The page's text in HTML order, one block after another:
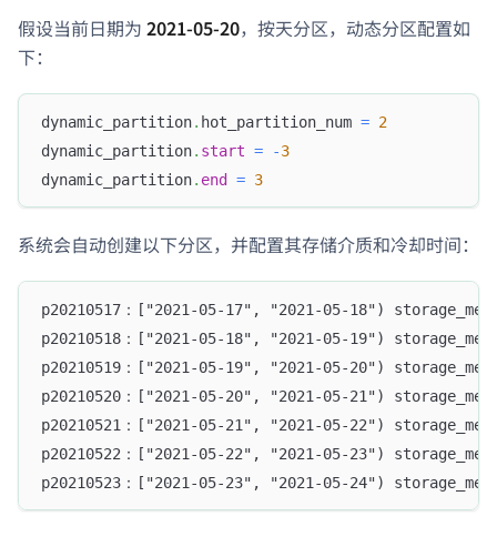
假设当前日期为 2021-05-20，按天分区，动态分区配置如
下：
dynamic_partition. hot_partition_num = 2
dynamic_partition. start = -3
dynamic_partition. end = 3
系统会自动创建以下分区，并配置其存储介质和冷却时间：
p20210517：["2021-05-17", "2021-05-18")
p20210518：["2021-05-18", "2021-05-19")
p20210519：["2021-05-19", "2021-05-20")
p20210520：["2021-05-20", "2021-05-21")
p20210521：["2021-05-21", "2021-05-22")
p20210522：["2021-05-22", "2021-05-23")
p20210523：["2021-05-23", "2021-05-24")